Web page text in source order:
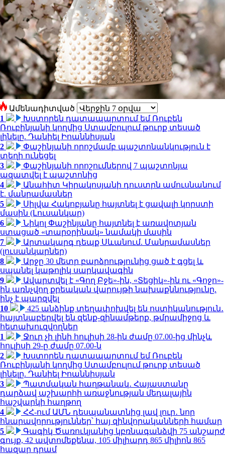
Ամենադիտված
1
Խստորեն դատապարտում եմ Ռուբեն
Ռուբինյանի կողմից Ստամբուլում թուրք տեսած
լինելը. Դանիել Իոաննիսյան
2
Փաշինյանի որոշմամբ պաշտոնանկություն է
տեղի ունեցել
3
Փաշինյանի որոշումներով 7 պաշտոնյա
ազատվել է պաշտոնից
4
Անահիտ Կիրակոսյանի դուստրն ամուսնանում
է. մանրամասներ
5
Սիլվա Հակոբյանը հայտնել է ցավալի կորստի
մասին (Լուսանկար)
6
Նիկոլ Փաշինյանը հայտնել է առավոտյան
ստացած «տարօրինակ» նամակի մասին
7
Արտակարգ դեպք Սևանում. Մանրամասներ
(լուսանկարներ)
8
Արջը 30 մետր բարձրությունից ցած է գցել և
սպանել կաթոլիկ սարկավագին
9
Ավարտվել է «Գող Բջե»-ին, «Տեցիկ»-ին ու «Գոջո»-
ին առնչվող քրեական վարույթի նախաքննությունը.
ինչ է պարզվել
10
425 անձինք տեղափոխվել են ոստիկանություն․
հայտնաբերվել են զենք-զինամթերք, թմրամիջոց և
հետախուզվողներ
1
Ջուր չի լինի հուլիսի 28-ին ժամը 07.00-ից մինչև
հուլիսի 29-ը ժամը 07.00-ն
2
Խստորեն դատապարտում եմ Ռուբեն
Ռուբինյանի կողմից Ստամբուլում թուրք տեսած
լինելը. Դանիել Իոաննիսյան
3
Պատմական հաղթանակ․ Հայաստանը
դարձավ աշխարհի առաջնության մեդալային
հաշվարկի հաղթող
4
ՀՀ-ում ԱՄՆ դեսպանատնից լավ լուր․ նոր
հնարավորություններ՝ հայ զինվորականների համար
5
Գագիկ Ծառուկյանից կբռնագանձվի 75 անշարժ
գույք, 42 ավտոմեքենա, 105 միլիարդ 865 միլիոն 865
հազար դրամ